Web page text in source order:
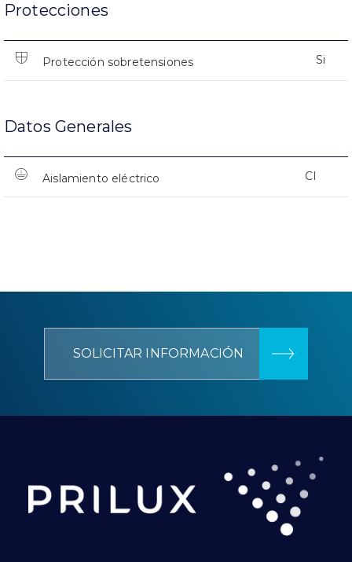
Protecciones
Protección sobretensiones Si
Datos Generales
Aislamiento eléctrico CI
SOLICITAR INFORMACIÓN